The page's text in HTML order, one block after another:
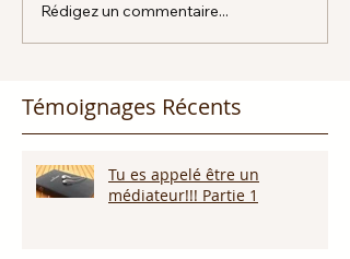
Rédigez un commentaire...
Témoignages Récents
Tu es appelé être un
médiateur!!! Partie 1